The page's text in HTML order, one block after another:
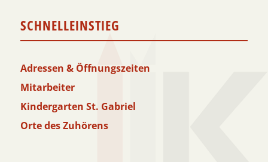
SCHNELLEINSTIEG
Adressen & Öffnungszeiten
Mitarbeiter
Kindergarten St. Gabriel
Orte des Zuhörens